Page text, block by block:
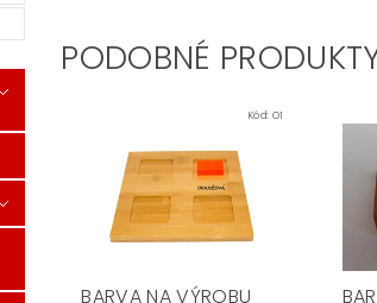
PODOBNÉ
Kód: O1
BARVA NA VÝROBU